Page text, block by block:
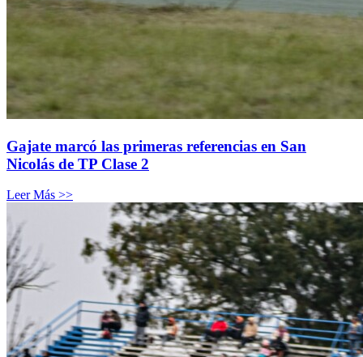
Gajate marcó las primeras referencias en San
Nicolás de TP Clase 2
Leer Más >>